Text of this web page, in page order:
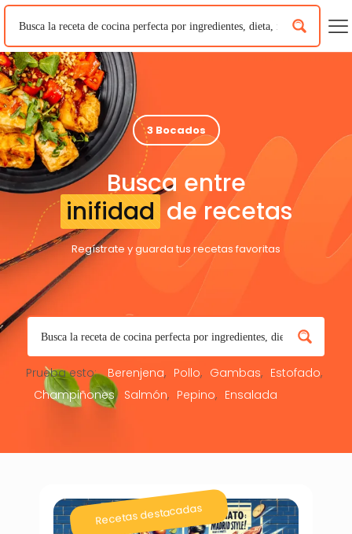
3 Bocados
Busca entre
inifidad de recetas
Regístrate y guarda tus recetas favoritas
Prueba esto: Berenjena Pollo Gambas
Estofado
Champiñones
Salmón Pepino Ensalada
Recetas destacadas